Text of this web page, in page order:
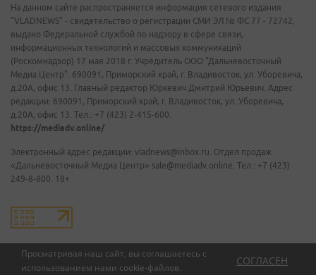
Просматривая наш сайт, вы соглашаетесь с
использованием нами cookie-файлов.
СОГЛАСЕН
На данном сайте распространяется информация сетевого издания
"VLADNEWS" - свидетельство о регистрации СМИ ЭЛ № ФС 77 - 72742,
выдано Федеральной службой по надзору в сфере связи,
информационных технологий и массовых коммуникаций
(Роскомнадзор) 17 мая 2018 г. Учредитель ООО "Дальневосточный
Медиа Центр". 690091, Приморский край, г. Владивосток, ул. Уборевича,
д.20А, офис 13. Главный редактор Юркевич Дмитрий Юрьевич. Адрес
редакции: 690091, Приморский край, г. Владивосток, ул. Уборевича,
д.20А, офис 13. Тел.: +7 (423) 2-415-600.
https://mediadv.online/
Электронный адрес редакции: vladnews@inbox.ru. Отдел продаж
«Дальневосточный Медиа Центр» sale@mediadv.online. Тел.: +7 (423)
249-8-800. 18+